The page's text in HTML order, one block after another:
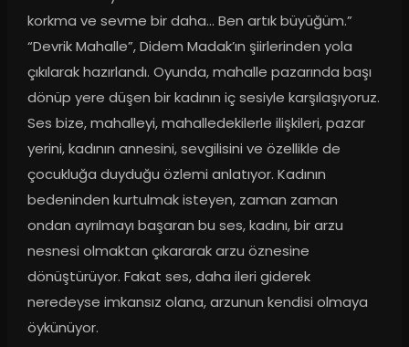
korkma ve sevme bir daha... Ben artık büyüğüm.”
“Devrik Mahalle”, Didem Madak’ın şiirlerinden yola
çıkılarak hazırlandı. Oyunda, mahalle pazarında başı
dönüp yere düşen bir kadının iç sesiyle karşılaşıyoruz.
Ses bize, mahalleyi, mahalledekilerle ilişkileri, pazar
yerini, kadının annesini, sevgilisini ve özellikle de
çocukluğa duyduğu özlemi anlatıyor. Kadının
bedeninden kurtulmak isteyen, zaman zaman
ondan ayrılmayı başaran bu ses, kadını, bir arzu
nesnesi olmaktan çıkararak arzu öznesine
dönüştürüyor. Fakat ses, daha ileri giderek
neredeyse imkansız olana, arzunun kendisi olmaya
öykünüyor.